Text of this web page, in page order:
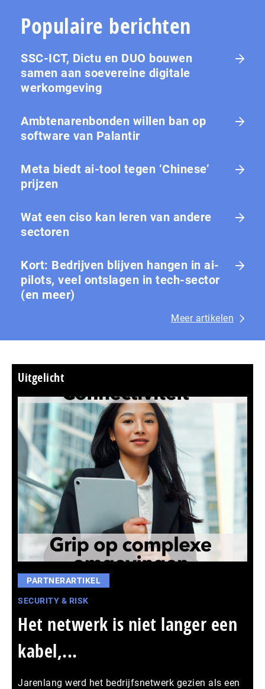
Populaire berichten
SSC-ICT, Dictu en DUO bouwen
samen aan soevereine digitale
werkomgeving
Ambtenarenbonden willen ban op
software van Palantir
Meta biedt ai-tool tegen ‘Chinese’
prijzen
Wat een ciso kan leren van andere
sectoren
Kort: Bedrijven blijven hangen in ai-
pilots, veel ontslagen in tech-sector
(en meer)
Meer artikelen
Uitgelicht
PARTNERARTIKEL
SECURITY & RISK
Het netwerk is niet langer een
kabel,...
Jarenlang werd het bedrijfsnetwerk gezien als een